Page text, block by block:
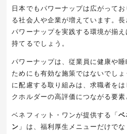
日本でもパワーナップは広がって
る社会人や企業が増えています。
パワーナップを実践する環境が揃
持てるでしょう。
パワーナップは、従業員に健康や
ためにも有効な施策ではないでし
に配慮する取り組みは、求職者を
クホルダーの高評価につながる要素
ベネフィット・ワンが提供する「ベ
ン 」は、福利厚生メニューだけで